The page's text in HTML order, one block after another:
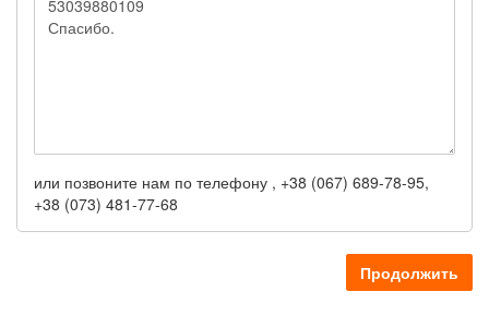
или позвоните нам по телефону , +38 (067) 689-78-95,
+38 (073) 481-77-68
Продолжить